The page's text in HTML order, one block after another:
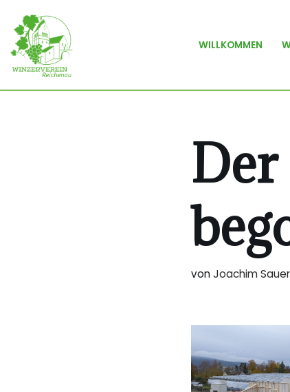
Zum
Inhalt
springen
WILLKOMMEN
vonJoachim Sauer